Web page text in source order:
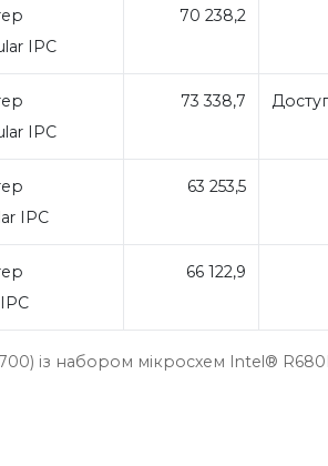
IPC
70 238,2
IPC
73 338,7
IPC
63 253,5
66 122,9
із набором мікросхем Intel®